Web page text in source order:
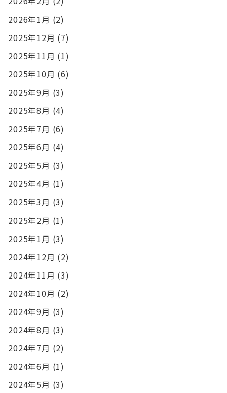
2026年1月 (2)
2025年12月 (7)
2025年11月 (1)
2025年10月 (6)
2025年9月 (3)
2025年8月 (4)
2025年7月 (6)
2025年6月 (4)
2025年5月 (3)
2025年4月 (1)
2025年3月 (3)
2025年2月 (1)
2025年1月 (3)
2024年12月 (2)
2024年11月 (3)
2024年10月 (2)
2024年9月 (3)
2024年8月 (3)
2024年7月 (2)
2024年6月 (1)
2024年5月 (3)